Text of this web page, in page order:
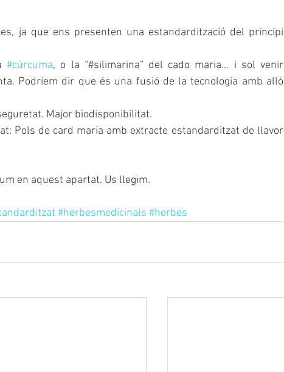
ja que ens presenten una estandardització del principi
#cúrcuma, o la “#silimarina” del cado maria… i sol venir
Podríem dir que és una fusió de la tecnologia amb allò
Major biodisponibilitat.
Pols de card maria amb extracte estandarditzat de llavor
en aquest apartat. Us llegim.
#herbesmedicinals #herbes